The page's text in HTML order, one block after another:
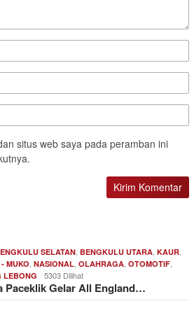
situs web saya pada peramban ini
SELATAN BENGKULU UTARA KAUR
MUKO NASIONAL OLAHRAGA OTOMOTIF
LEBONG 5303 Dilihat
Paceklik Gelar All England…